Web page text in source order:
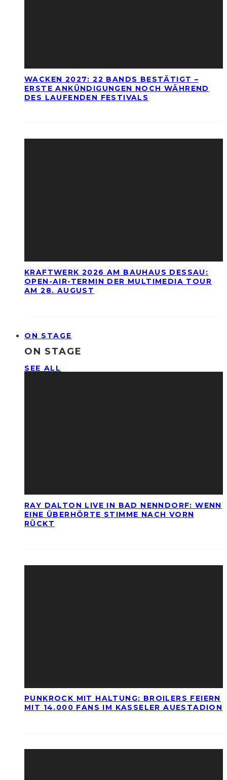
WACKEN 2027: 22 BANDS BESTÄTIGT –
ERSTE ANKÜNDIGUNGEN NOCH WÄHREND
DES LAUFENDEN FESTIVALS
KRAFTWERK 2026 AM BAUHAUS DESSAU:
OPEN-AIR-TERMIN DER MULTIMEDIA TOUR
AM 28. AUGUST
ON STAGE
ON STAGE
SEE ALL
RAY DALTON LIVE IN BAD NENNDORF: WENN
EINE ÜBERHÖRTE STIMME NACH VORN
RÜCKT
PUNKROCK MIT HALTUNG: BROILERS FEIERN
MIT 14.000 FANS IM KASSELER AUESTADION